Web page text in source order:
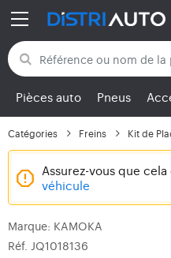
Retour aux catégories
Pièces auto Pneus
Catégories Freins
Assurez-vous que
véhicule
Marque: KAMOKA
Réf. JQ1018136